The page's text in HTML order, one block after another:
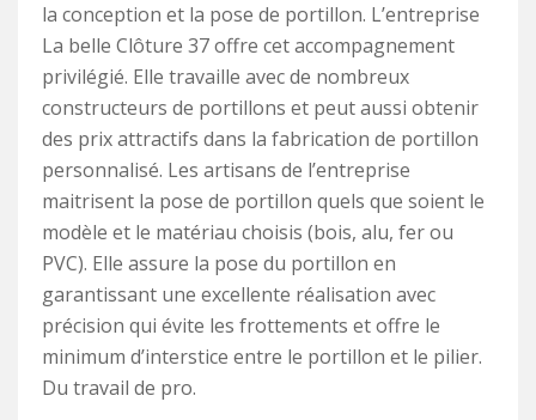
la conception et la pose de portillon. L’entreprise
La belle Clôture 37 offre cet accompagnement
privilégié. Elle travaille avec de nombreux
constructeurs de portillons et peut aussi obtenir
des prix attractifs dans la fabrication de portillon
personnalisé. Les artisans de l’entreprise
maitrisent la pose de portillon quels que soient le
modèle et le matériau choisis (bois, alu, fer ou
PVC). Elle assure la pose du portillon en
garantissant une excellente réalisation avec
précision qui évite les frottements et offre le
minimum d’interstice entre le portillon et le pilier.
Du travail de pro.